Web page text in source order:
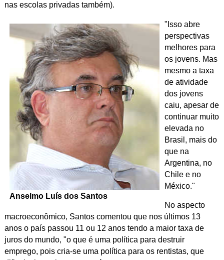
nas escolas privadas também).
Anselmo Luís dos Santos
"Isso abre
perspectivas
melhores para
os jovens. Mas
mesmo a taxa
de atividade
dos jovens
caiu, apesar de
continuar muito
elevada no
Brasil, mais do
que na
Argentina, no
Chile e no
México."
No aspecto
macroeconômico, Santos comentou que nos últimos 13
anos o país passou 11 ou 12 anos tendo a maior taxa de
juros do mundo, "o que é uma política para destruir
emprego, pois cria-se uma política para os rentistas, que